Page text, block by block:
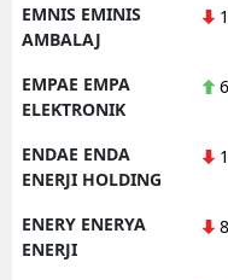
EMNIS EMINIS
AMBALAJ
EMPAE EMPA
ELEKTRONIK
ENDAE ENDA
ENERJI HOLDING
ENERY ENERYA
ENERJI